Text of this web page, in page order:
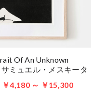
Of An Unknown
ミュエル・メスキータ
￥4,180 ～ ￥15,300